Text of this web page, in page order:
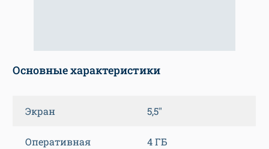
Основные характеристики
Экран 5,5″
Оперативная
4 ГБ